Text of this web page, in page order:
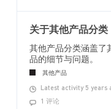
关于其他产品分类
其他产品分类涵盖了
品的细节与问题。
其他产品
Latest activity 5 years
1 评论